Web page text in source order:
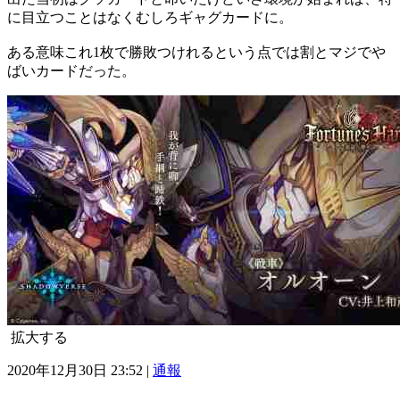
に目立つことはなくむしろギャグカードに。
ある意味これ1枚で勝敗つけれるという点では割とマジでや
ばいカードだった。
拡大する
2020年12月30日 23:52 | 通報